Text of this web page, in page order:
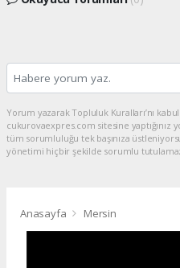
Yorum yazarak Topluluk Kuralları’nı
cukurovaexpres.com sitesine yaptığınız
tüm sorumluluğu tek başınıza
yönetimi hiçbir şekilde sorumlu
Anasayfa Mersin